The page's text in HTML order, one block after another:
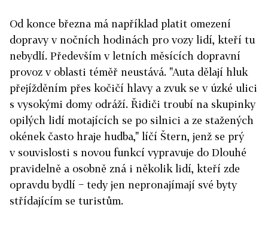
Od konce března má například platit omezení
dopravy v nočních hodinách pro vozy lidí, kteří tu
nebydlí. Především v letních měsících dopravní
provoz v oblasti téměř neustává. "Auta dělají hluk
přejížděním přes kočičí hlavy a zvuk se v úzké ulici
s vysokými domy odráží. Řidiči troubí na skupinky
opilých lidí motajících se po silnici a ze stažených
okének často hraje hudba," líčí Štern, jenž se prý
v souvislosti s novou funkcí vypravuje do Dlouhé
pravidelně a osobně zná i několik lidí, kteří zde
opravdu bydlí − tedy jen nepronajímají své byty
střídajícím se turistům.